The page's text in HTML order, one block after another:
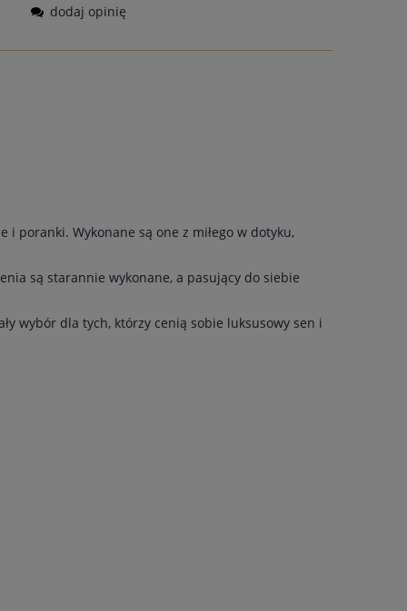
dodaj opinię
i poranki. Wykonane są one z miłego w dotyku,
są starannie wykonane, a pasujący do siebie
wybór dla tych, którzy cenią sobie luksusowy sen i